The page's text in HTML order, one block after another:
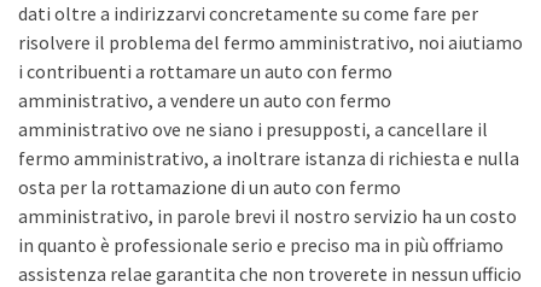
dati oltre a indirizzarvi concretamente su come fare per
risolvere il problema del fermo amministrativo, noi aiutiamo
i contribuenti a rottamare un auto con fermo
amministrativo, a vendere un auto con fermo
amministrativo ove ne siano i presupposti, a cancellare il
fermo amministrativo, a inoltrare istanza di richiesta e nulla
osta per la rottamazione di un auto con fermo
amministrativo, in parole brevi il nostro servizio ha un costo
in quanto è professionale serio e preciso ma in più offriamo
assistenza relae garantita che non troverete in nessun ufficio